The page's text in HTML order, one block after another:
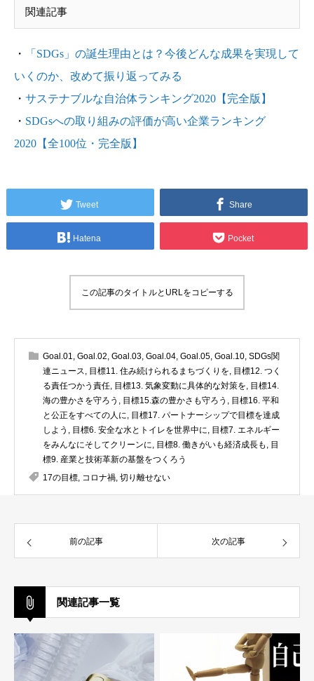
関連記事
・
「SDGs」の誕生理由とは？今後どんな成果を実現して
いくのか、改めて振り返ってみる
・ サステナブルな自治体ランキング2020【完全版】
・ SDGsへの取り組みの評価が高い企業ランキング
2020【全100位・完全版】
Tweet Share
Hatena Pocket
この記事のタイトルとURLをコピーする
Goal.01, Goal.02, Goal.03, Goal.04, Goal.05, Goal.10, SDGs関
連ニュース, 目標11. 住み続けられるまちづくりを, 目標12. つく
る責任つかう責任, 目標13. 気象変動に具体的な対策を, 目標14.
海の豊かさを守ろう , 目標15.森の豊かさも守ろう , 目標16. 平和
と公正をすべての人に, 目標17. パートナーシップで目標を達成
しよう , 目標6. 安全な水とトイレを世界中に, 目標7. エネルギー
をみんなにそしてクリーンに, 目標8. 働きがいも経済成長も , 目
標9. 産業と技術革新の基盤をつくろう
17の目標, コロナ禍, 切り離せない
前の記事 次の記事
関連記事一覧